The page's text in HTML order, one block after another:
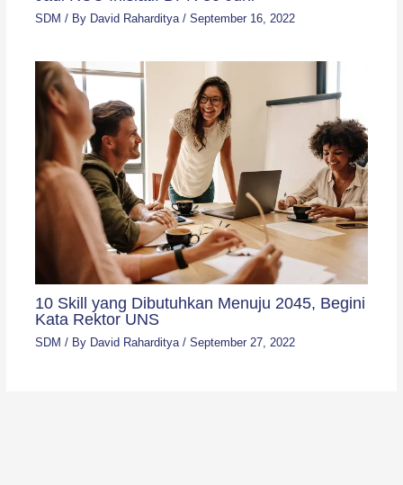
SDM / By David Raharditya / September 16, 2022
10 Skill yang Dibutuhkan Menuju 2045, Begini
Kata Rektor UNS
SDM / By David Raharditya / September 27, 2022